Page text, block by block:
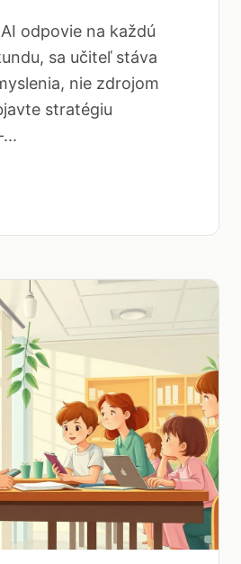
odpovie na každú
sa učiteľ stáva
nie zdrojom
stratégiu